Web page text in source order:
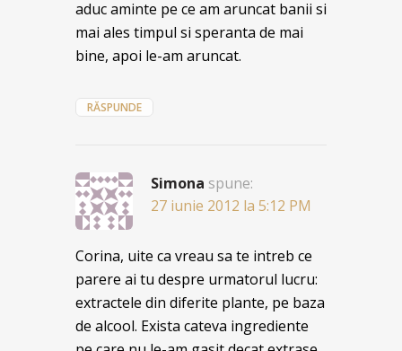
aduc aminte pe ce am aruncat banii si
mai ales timpul si speranta de mai
bine, apoi le-am aruncat.
RĂSPUNDE
Simona spune:
27 iunie 2012 la 5:12 PM
Corina, uite ca vreau sa te intreb ce
parere ai tu despre urmatorul lucru:
extractele din diferite plante, pe baza
de alcool. Exista cateva ingrediente